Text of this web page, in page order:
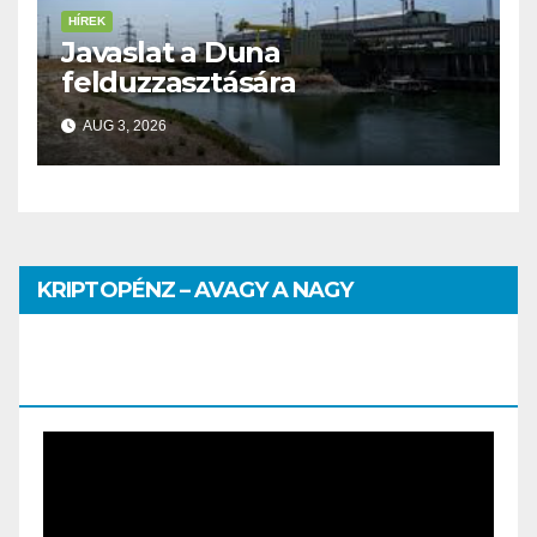
HÍREK
Javaslat a Duna
felduzzasztására
AUG 3, 2026
KRIPTOPÉNZ – AVAGY A NAGY